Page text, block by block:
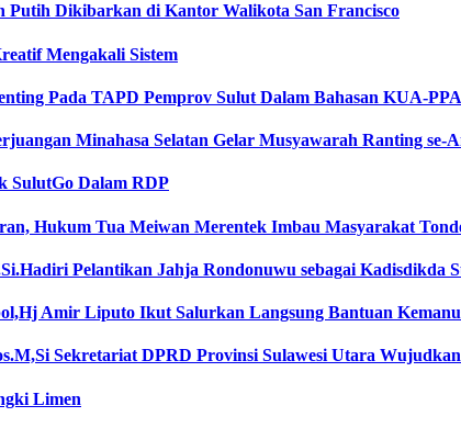
Dikibarkan di Kantor Walikota San Francisco
Mengakali Sistem
Pada TAPD Pemprov Sulut Dalam Bahasan KUA-
Minahasa Selatan Gelar Musyawarah Ranting se-
SulutGo Dalam RDP
Hukum Tua Meiwan Merentek Imbau Masyarakat
Pelantikan Jahja Rondonuwu sebagai Kadisdikda
Amir Liputo Ikut Salurkan Langsung Bantuan
Sekretariat DPRD Provinsi Sulawesi Utara
Limen